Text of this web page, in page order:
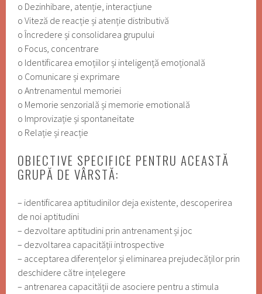
o Dezinhibare, atenție, interacțiune
o Viteză de reacție și atenție distributivă
o Încredere și consolidarea grupului
o Focus, concentrare
o Identificarea emoțiilor și inteligență emoțională
o Comunicare și exprimare
o Antrenamentul memoriei
o Memorie senzorială și memorie emotională
o Improvizație și spontaneitate
o Relație și reacție
OBIECTIVE SPECIFICE PENTRU ACEASTĂ
GRUPĂ DE VÂRSTĂ:
– identificarea aptitudinilor deja existente, descoperirea
de noi aptitudini
– dezvoltare aptitudini prin antrenament și joc
– dezvoltarea capacității introspective
– acceptarea diferențelor și eliminarea prejudecăților prin
deschidere către ințelegere
– antrenarea capacității de asociere pentru a stimula